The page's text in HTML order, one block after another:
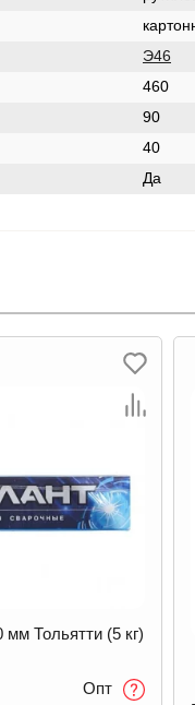
Э46
460
90
40
Да